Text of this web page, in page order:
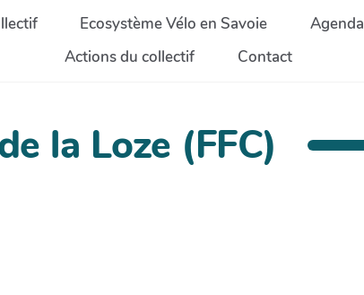
Ecosystème Vélo en Savoie Agenda
Actions du collectif
Contact
la Loze (FFC)